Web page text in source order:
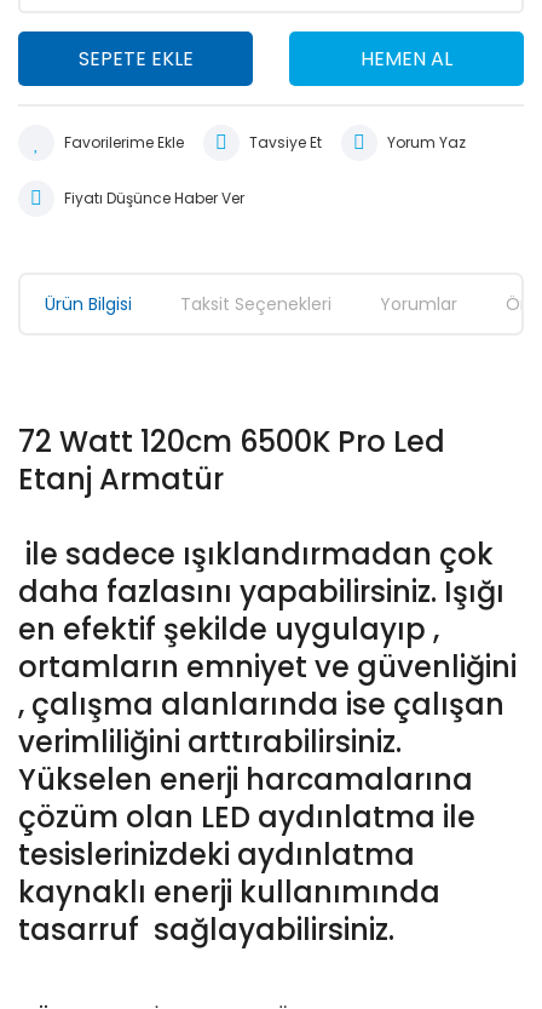
SEPETE EKLE HEMEN AL
Tavsiye Et Yorum Yaz
Fiyatı Düşünce Haber Ver
Ürün Bilgisi Taksit Seçenekleri Yorumlar
72 Watt 120cm 6500K Pro Led
Etanj Armatür
ile sadece ışıklandırmadan çok
daha fazlasını yapabilirsiniz. Işığı
en efektif şekilde uygulayıp ,
ortamların emniyet ve güvenliğini
, çalışma alanlarında ise çalışan
verimliliğini arttırabilirsiniz.
Yükselen enerji harcamalarına
çözüm olan LED aydınlatma ile
tesislerinizdeki aydınlatma
kaynaklı enerji kullanımında
tasarruf sağlayabilirsiniz.